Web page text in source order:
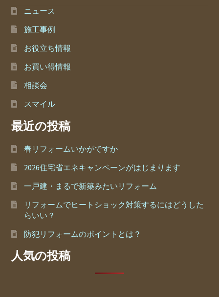
ニュース
施工事例
お役立ち情報
お買い得情報
相談会
スマイル
最近の投稿
春リフォームいかがですか
2026住宅省エネキャンペーンがはじまります
一戸建・まるで新築みたいリフォーム
リフォームでヒートショック対策するにはどうした
らいい？
防犯リフォームのポイントとは？
人気の投稿